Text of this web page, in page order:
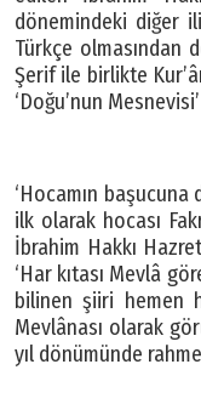
dönemindeki diğer
Türkçe olmasından
Şerif ile birlikte
‘Doğu’nun
‘Hocamın
ilk olarak hocası
İbrahim Hakkı
‘Har kıtası Mevlâ
bilinen şiiri hemen
Mevlânası olarak
yıl dönümünde